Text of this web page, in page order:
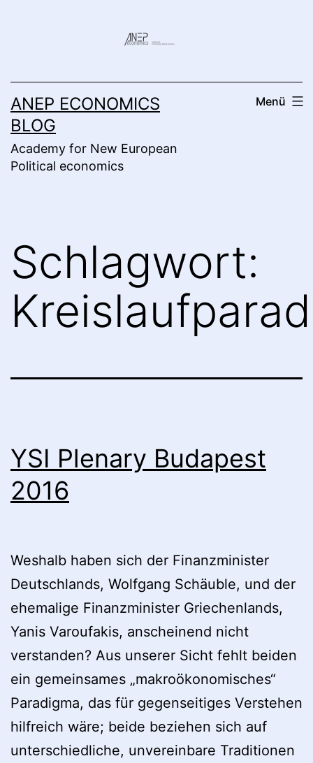
ANEP ECONOMICS
BLOG
Academy for New European
Political economics
Menü
Schlagwort:
YSI Plenary Budapest
2016
Weshalb haben sich der Finanzminister
Deutschlands, Wolfgang Schäuble, und der
ehemalige Finanzminister Griechenlands,
Yanis Varoufakis, anscheinend nicht
verstanden? Aus unserer Sicht fehlt beiden
ein gemeinsames „makroökonomisches“
Paradigma, das für gegenseitiges Verstehen
hilfreich wäre; beide beziehen sich auf
unterschiedliche, unvereinbare Traditionen